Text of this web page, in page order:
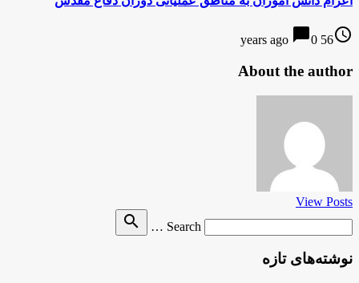
access_time
56 years ago
chat_bubble0
About the author
View Posts
Search …
search
نوشته‌های تازه